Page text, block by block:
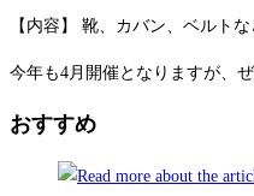
【内容】 靴、カバン、ベルト
今年も4月開催となりますが、
おすすめ